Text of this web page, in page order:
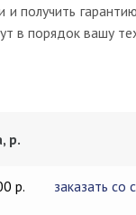
получить
в порядок вашу
р.
р. заказать со